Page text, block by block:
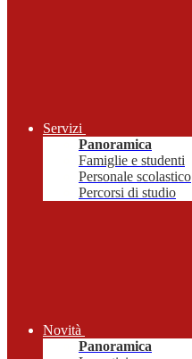
Servizi
Panoramica
Famiglie e studenti
Personale scolastico
Percorsi di studio
Novità
Panoramica